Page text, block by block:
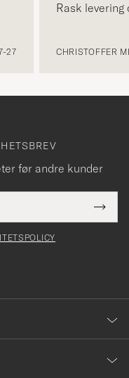
27
Rask
CHRISTOFFER
før andre kunder